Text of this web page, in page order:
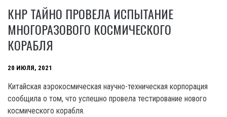
КНР ТАЙНО ПРОВЕЛА ИСПЫТАНИЕ
МНОГОРАЗОВОГО КОСМИЧЕСКОГО
КОРАБЛЯ
20 ИЮЛЯ, 2021
Китайская аэрокосмическая научно-техническая корпорация
сообщила о том, что успешно провела тестирование нового
космического корабля.